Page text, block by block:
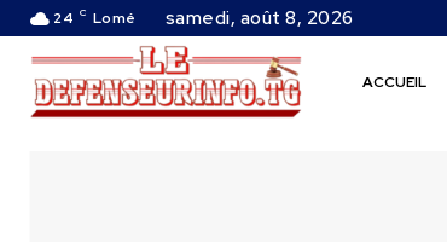
24 C Lomé samedi, août 8, 2026
ACCUEIL